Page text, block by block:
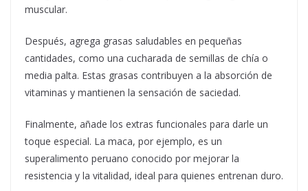
muscular.
Después, agrega grasas saludables en pequeñas
cantidades, como una cucharada de semillas de chía o
media palta. Estas grasas contribuyen a la absorción de
vitaminas y mantienen la sensación de saciedad.
Finalmente, añade los extras funcionales para darle un
toque especial. La maca, por ejemplo, es un
superalimento peruano conocido por mejorar la
resistencia y la vitalidad, ideal para quienes entrenan duro.